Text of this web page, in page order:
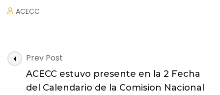
ACECC
Post
Navigation
Prev Post
ACECC estuvo presente en la 2 Fecha
del Calendario de la Comision Nacional